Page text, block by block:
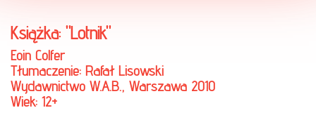
Książka: "Lotnik"
Eoin Colfer
Tłumaczenie: Rafał Lisowski
Wydawnictwo W.A.B., Warszawa 2010
Wiek: 12+